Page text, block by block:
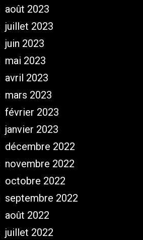
août 2023
juillet 2023
juin 2023
mai 2023
avril 2023
mars 2023
février 2023
janvier 2023
décembre 2022
novembre 2022
octobre 2022
septembre 2022
août 2022
juillet 2022